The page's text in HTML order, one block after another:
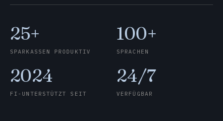
25+
SPARKASSEN PRODUKTIV
100+
SPRACHEN
2024
FI-UNTERSTÜTZT SEIT
24/7
VERFÜGBAR